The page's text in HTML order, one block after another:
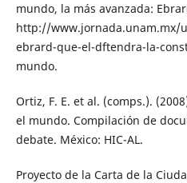
mundo, la más avanzada:
http://www.jornada.unam.mx/
ebrard-que-el-dftendra-la-
mundo.
Ortiz, F. E. et al. (comps.).
el mundo. Compilación de
debate. México: HIC-AL.
Proyecto de la Carta de la